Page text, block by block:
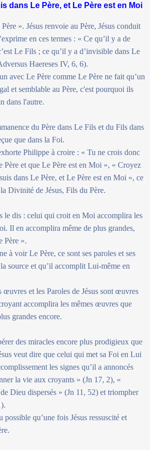
dans Le Père, et Le Père est en Moi
». Jésus renvoie au Père, Jésus conduit
en ces termes : « Ce qu’il y a de
Le Fils ; ce qu’il y a d’invisible dans Le
Haereses IV, 6, 6).
avec Le Père comme Le Père ne fait qu’un
et semblable au Père, c'est pourquoi ils
dans l'autre.
du Père dans Le Fils et du Fils dans
que dans la Foi.
Philippe à croire : « Tu ne crois donc
Père et que Le Père est en Moi », « Croyez
dans Le Père, et Le Père est en Moi », ce
Divinité de Jésus, Fils du Père.
le dis : celui qui croit en Moi accomplira les
Il en accomplira même de plus grandes,
Père ».
à voir Le Père, ce sont ses paroles et ses
source et qu’il accomplit Lui-même en
œuvres et les Paroles de Jésus sont œuvres
accomplira les mêmes œuvres que
grandes encore.
des miracles encore plus prodigieux que
veut dire que celui qui met sa Foi en Lui
les signes qu’il a annoncés
la vie aux croyants » (Jn 17, 2), «
Dieu dispersés » (Jn 11, 52) et triompher
possible qu’une fois Jésus ressuscité et